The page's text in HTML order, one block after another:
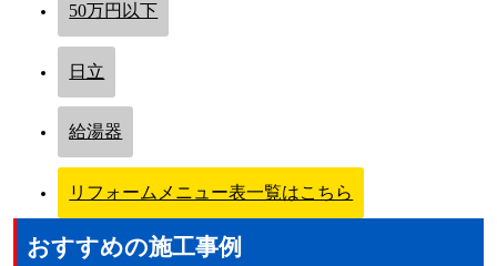
50万円以下
日立
給湯器
リフォームメニュー表一覧はこちら
おすすめの施工事例